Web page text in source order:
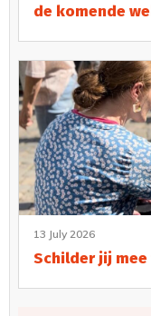
de komende
13 July 2026
Schilder jij